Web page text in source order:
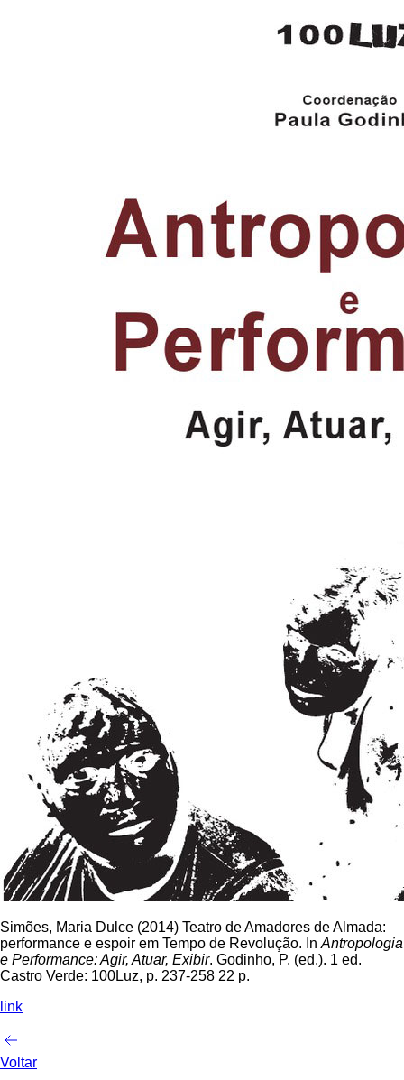
Simões, Maria Dulce (2014) Teatro de Amadores de Almada:
performance e espoir em Tempo de Revolução. In Antropologia
e Performance: Agir, Atuar, Exibir. Godinho, P. (ed.). 1 ed.
Castro Verde: 100Luz, p. 237-258 22 p.
link
Voltar